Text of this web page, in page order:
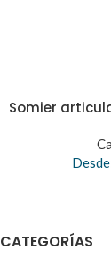
Somier
CATEGORÍAS